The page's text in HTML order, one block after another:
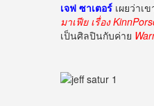
เจฟ ซาเตอร์ เผยว่าเ
มาเฟีย เรื่อง
เป็นศิลปินกับค่าย